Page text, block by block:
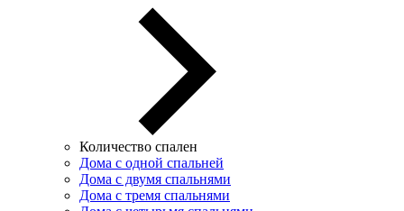
Количество спален
Дома с одной спальней
Дома с двумя спальнями
Дома с тремя спальнями